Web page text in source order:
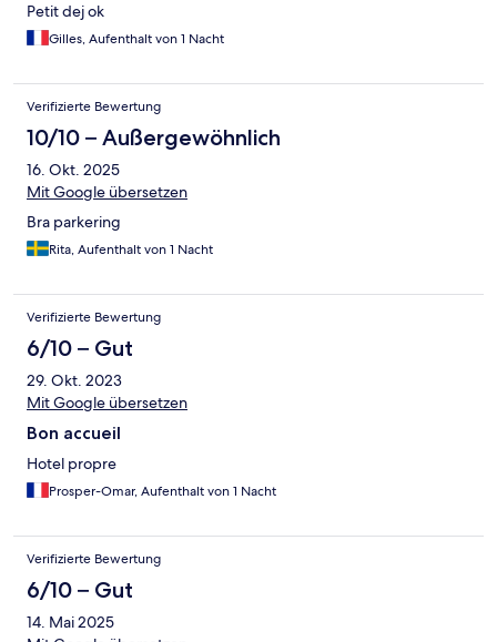
Petit dej ok
Gilles, Aufenthalt von 1 Nacht
Verifizierte Bewertung
10/10 – Außergewöhnlich
16. Okt. 2025
Mit Google übersetzen
Bra parkering
Rita, Aufenthalt von 1 Nacht
Verifizierte Bewertung
6/10 – Gut
29. Okt. 2023
Mit Google übersetzen
Bon accueil
Hotel propre
Prosper-Omar, Aufenthalt von 1 Nacht
Verifizierte Bewertung
6/10 – Gut
14. Mai 2025